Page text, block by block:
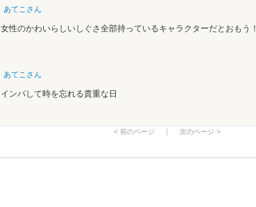
あてこ さん
女性のかわいらしいしぐさ全部持っているキャラクターだとおもう！
あてこ さん
インパして時を忘れる貴重な日
< 前のページ 次のページ >